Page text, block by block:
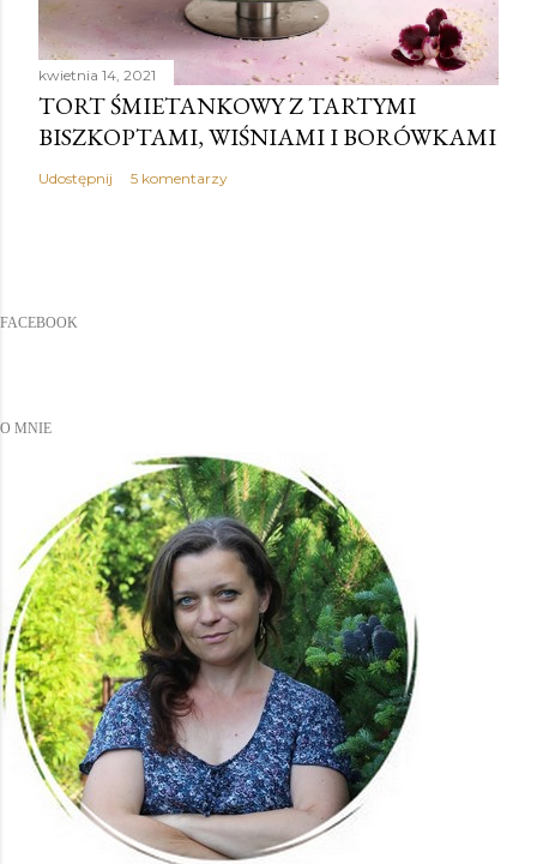
kwietnia 14, 2021
TORT ŚMIETANKOWY Z TARTYMI
BISZKOPTAMI, WIŚNIAMI I BORÓWKAMI
Udostępnij 5 komentarzy
FACEBOOK
O MNIE